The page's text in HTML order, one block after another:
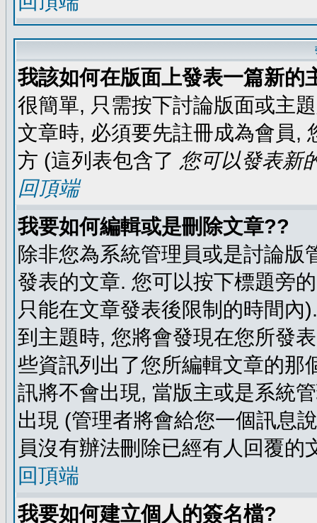
我該如何在版面上發表一篇新的
很簡單, 只需按下討論版面或主
文章時, 必須要先註冊成為會員,
方 (這列表包含了 您可以發表新
回頂端
我要如何編輯或是刪除文章??
除非您為系統管理員或是討論
發表的文章. 您可以按下標題旁
只能在文章發表後限制的時間
到主題時, 您將會發現在您所發
些資訊列出了您所編輯文章的那
訊將不會出現, 當版主或是系統
出現 (管理者將會給您一個訊息
員沒有辦法刪除已經有人回覆的
回頂端
我要如何建立個人的簽名檔?